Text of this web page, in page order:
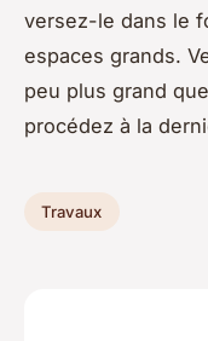
versez-le dans le
espaces grands.
peu plus grand
procédez à la
Travaux